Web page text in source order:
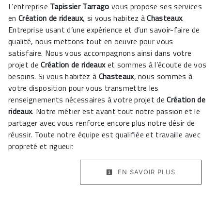
L’entreprise Tapissier Tarrago vous propose ses services
en Création de rideaux, si vous habitez àChasteaux.
Entreprise usant d’une expérience et d’un savoir-faire de
qualité, nous mettons tout en oeuvre pour vous
satisfaire. Nous vous accompagnons ainsi dans votre
projet deCréation de rideauxet sommes à l’écoute de vos
besoins. Si vous habitez à Chasteaux, nous sommes à
votre disposition pour vous transmettre les
renseignements nécessaires à votre projet deCréation de
rideaux. Notre métier est avant tout notre passion et le
partager avec vous renforce encore plus notre désir de
réussir. Toute notre équipe est qualifiée et travaille avec
propreté et rigueur.
EN SAVOIR PLUS